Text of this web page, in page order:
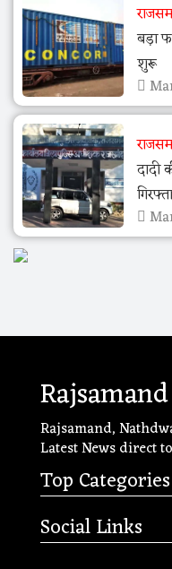
बड़ा
शुरू
दादी
Rajsamand,
Latest News direct
Top Categories
Social Links